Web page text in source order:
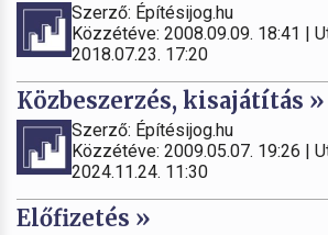
Szerző: Építésijog.hu
Közzétéve: 2008.09.09. 18:41 |
2018.07.23. 17:20
Közbeszerzés, kisajátítás »
Szerző: Építésijog.hu
Közzétéve: 2009.05.07. 19:26 |
2024.11.24. 11:30
Előfizetés »